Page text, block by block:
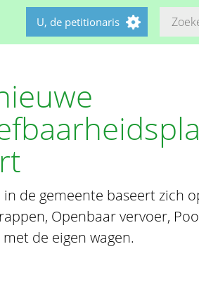
U, de petitionaris
de gemeente baseert zich
Openbaar vervoer,
de eigen wagen.